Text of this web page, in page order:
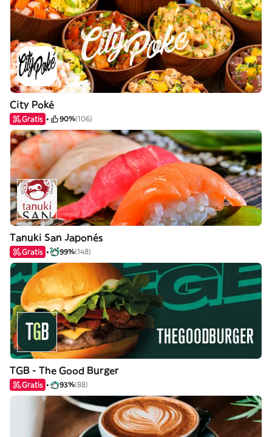
City Poké
Gratis 90%(106)
Tanuki San Japonés
Gratis 99%(148)
TGB - The Good Burger
Gratis 93%(88)